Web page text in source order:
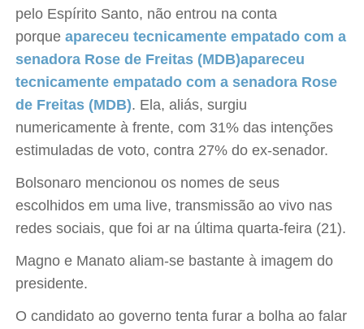
pelo Espírito Santo, não entrou na conta
porqueapareceu tecnicamente empatado com a
senadora Rose de Freitas (MDB)apareceu
tecnicamente empatado com a senadora Rose
de Freitas (MDB). Ela, aliás, surgiu
numericamente à frente, com 31% das intenções
estimuladas de voto, contra 27% do ex-senador.
Bolsonaro mencionou os nomes de seus
escolhidos em uma live, transmissão ao vivo nas
redes sociais, que foi ar na última quarta-feira (21).
Magno e Manato aliam-se bastante à imagem do
presidente.
O candidato ao governo tenta furar a bolha ao falar